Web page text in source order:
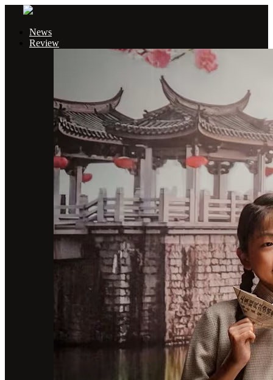
News
Review